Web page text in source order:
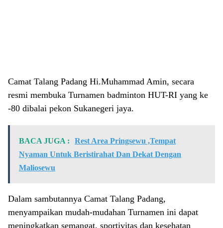
Camat Talang Padang Hi.Muhammad Amin, secara
resmi membuka Turnamen badminton HUT-RI yang ke
-80 dibalai pekon Sukanegeri jaya.
BACA JUGA :
Rest Area Pringsewu ,Tempat
Nyaman Untuk Beristirahat Dan Dekat Dengan
Maliosewu
Dalam sambutannya Camat Talang Padang,
menyampaikan mudah-mudahan Turnamen ini dapat
meningkatkan semangat, sportivitas dan kesehatan